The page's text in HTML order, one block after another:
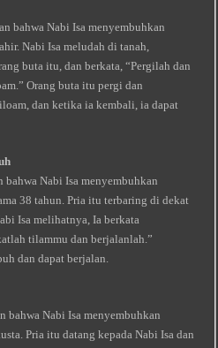
bahwa Nabi Isa menyembuhkan
Nabi Isa meludah di tanah,
buta itu, dan berkata, “Pergilah dan
Orang buta itu pergi dan
dan ketika ia kembali, ia dapat
Nabi Isa menyembuhkan
38 tahun. Pria itu terbaring di dekat
Isa melihatnya, Ia berkata
tilammu dan berjalanlah.”
dan dapat berjalan.
Nabi Isa menyembuhkan
Pria itu datang kepada Nabi Isa dan